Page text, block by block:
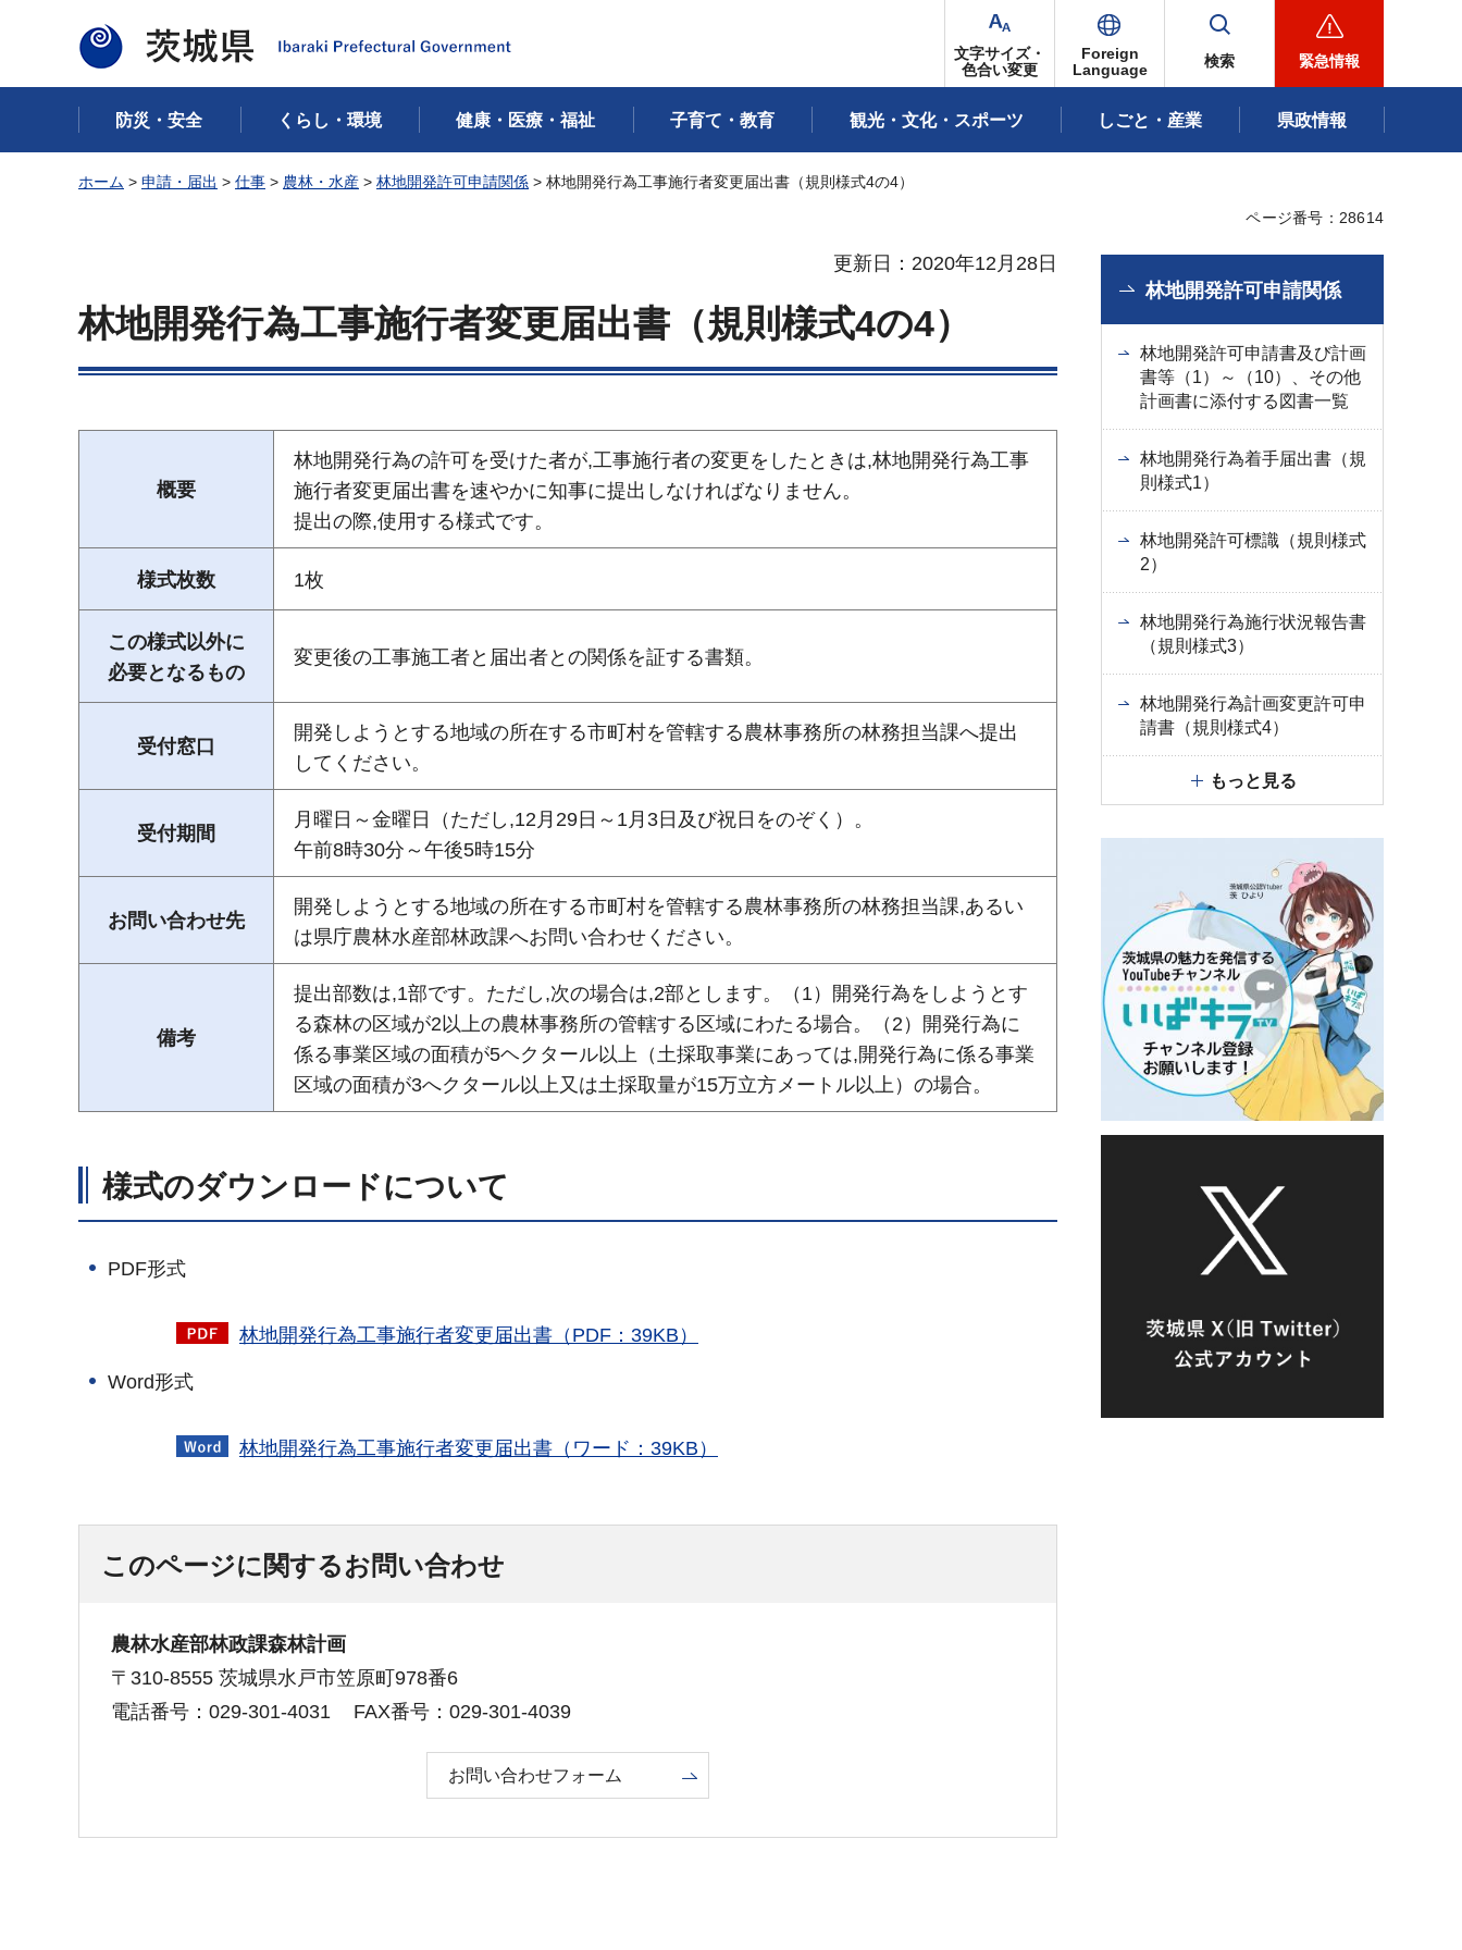
茨城県
文字サイズ・
色合い変更
Foreign
Language
検索 緊急情報
防災・安全 くらし・環境 健康・医療・福祉 子育て・教育 観光・文化・スポーツ しごと・産業 県政情報
ホーム > 申請・届出 > 仕事 > 農林・水産 > 林地開発許可申請関係 > 林地開発行為工事施行者変更届出書（規則様式4の4）
ページ番号：28614
更新日：2020年12月28日
林地開発行為工事施行者変更届出書（規則様式4の4）
概要
林地開発行為の許可を受けた者が,工事施行者の変更をしたときは,林地開発行為工事
施行者変更届出書を速やかに知事に提出しなければなりません。
提出の際,使用する様式です。
様式枚数 1枚
この様式以外に
必要となるもの
変更後の工事施工者と届出者との関係を証する書類。
受付窓口
開発しようとする地域の所在する市町村を管轄する農林事務所の林務担当課へ提出
してください。
受付期間
月曜日～金曜日（ただし,12月29日～1月3日及び祝日をのぞく）。
午前8時30分～午後5時15分
お問い合わせ先
開発しようとする地域の所在する市町村を管轄する農林事務所の林務担当課,あるい
は県庁農林水産部林政課へお問い合わせください。
備考
提出部数は,1部です。ただし,次の場合は,2部とします。（1）開発行為をしようとす
る森林の区域が2以上の農林事務所の管轄する区域にわたる場合。（2）開発行為に
係る事業区域の面積が5ヘクタール以上（土採取事業にあっては,開発行為に係る事業
区域の面積が3へクタール以上又は土採取量が15万立方メートル以上）の場合。
様式のダウンロードについて
PDF形式
林地開発行為工事施行者変更届出書（PDF：39KB）
Word形式
林地開発行為工事施行者変更届出書（ワード：39KB）
このページに関するお問い合わせ
農林水産部林政課森林計画
〒310-8555 茨城県水戸市笠原町978番6
電話番号：029-301-4031
FAX番号：029-301-4039
お問い合わせフォーム
林地開発許可申請関係
林地開発許可申請書及び計画
書等（1）～（10）、その他
計画書に添付する図書一覧
林地開発行為着手届出書（規
則様式1）
林地開発許可標識（規則様式
2）
林地開発行為施行状況報告書
（規則様式3）
林地開発行為計画変更許可申
請書（規則様式4）
もっと見る